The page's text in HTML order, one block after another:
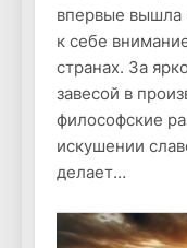
впервые вышла
к себе
странах. За
завесой в
философские
искушении
делает…